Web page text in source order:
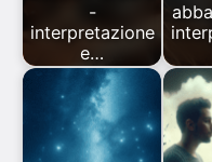
-
interpretazione
e…